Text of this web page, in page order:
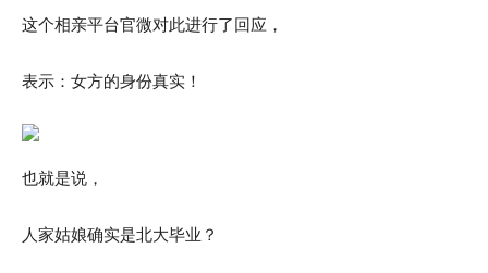
这个相亲平台官微对此进行了回应，
表示：女方的身份真实！
也就是说，
人家姑娘确实是北大毕业？